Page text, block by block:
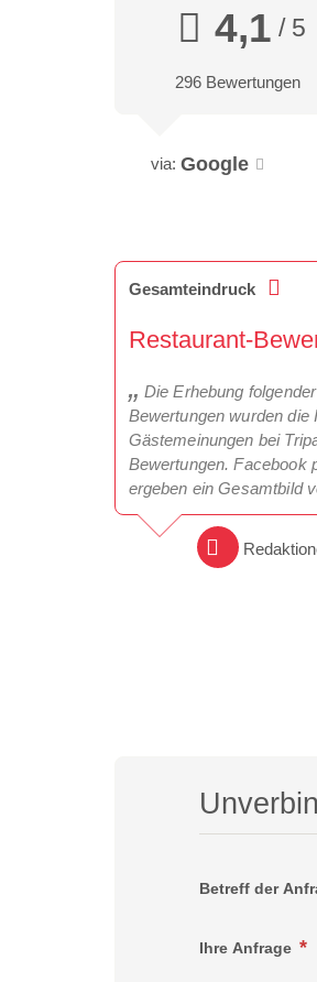
4,1 / 5
296 Bewertungen
via: Google
Gesamteindruck
Restaurant-
Die Erhebung
Bewertungen wurden
Gästemeinungen bei
Bewertungen. Facebook
ergeben ein Gesamtbild
Betreff der
Ihre Anfrage